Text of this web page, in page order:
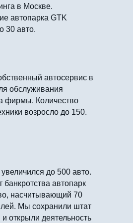
в Москве.
автопарка GTK
30 авто.
автосервис в
обслуживания
фирмы. Количество
возросло до 150.
до 500 авто.
банкротства автопарк
насчитывающий 70
Мы сохранили штат
открыли деятельность